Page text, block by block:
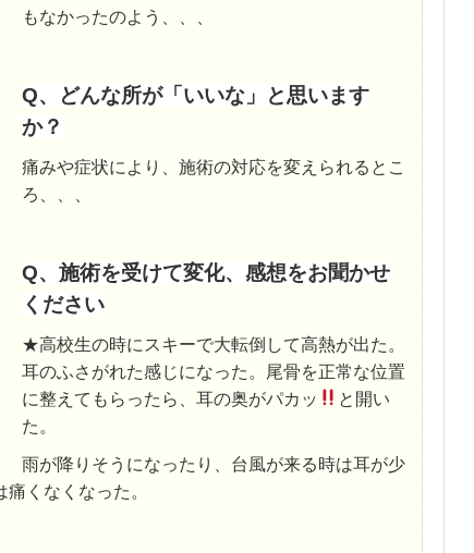
もなかったのよう、、、
Q、どんな所が「いいな」と思います
か？
痛みや症状により、施術の対応を変えられるとこ
ろ、、、
Q、施術を受けて変化、感想をお聞かせ
ください
★高校生の時にスキーで大転倒して高熱が出た。
耳のふさがれた感じになった。尾骨を正常な位置
に整えてもらったら、耳の奥がパカッ
と開い
た。
雨が降りそうになったり、台風が来る時は耳が少
くなくなった。